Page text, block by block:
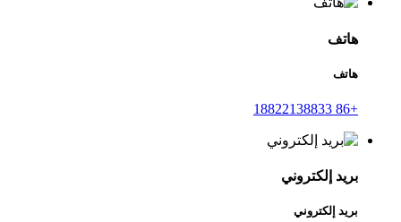
هاتف
هاتف
+86 18822138833
بريد إلكتروني
بريد إلكتروني